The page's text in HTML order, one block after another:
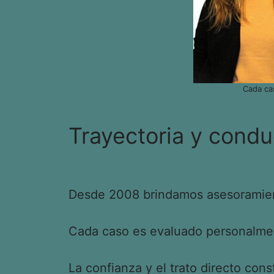
Cada
Trayectoria y
Desde 2008 brindamos
Cada caso es evaluado
La confianza y el trato directo